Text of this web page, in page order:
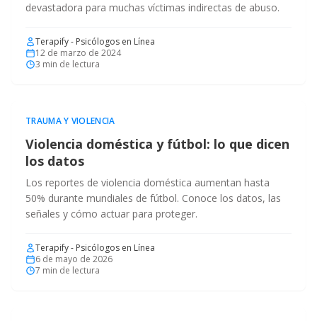
devastadora para muchas víctimas indirectas de abuso.
Terapify - Psicólogos en Línea
12 de marzo de 2024
3 min de lectura
TRAUMA Y VIOLENCIA
Violencia doméstica y fútbol: lo que dicen
los datos
Los reportes de violencia doméstica aumentan hasta
50% durante mundiales de fútbol. Conoce los datos, las
señales y cómo actuar para proteger.
Terapify - Psicólogos en Línea
6 de mayo de 2026
7 min de lectura